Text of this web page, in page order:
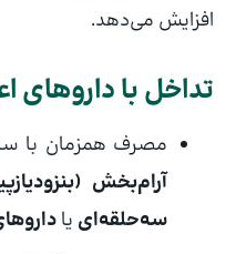
افزایش می‌دهد.
تداخل با داروهای
مصرف همزمان با
آرام‌بخش
سه‌حلقه‌ای یا